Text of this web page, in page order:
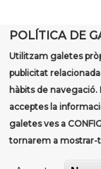
POLÍTICA DE
Utilitzam galetes
publicitat
hàbits de
acceptes la
galetes ves a
tornarem a mostrar-